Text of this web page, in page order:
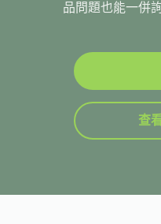
品問題也能一併
查